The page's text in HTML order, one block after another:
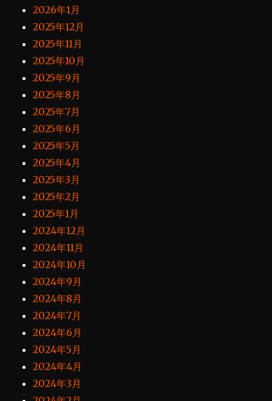
2026年1月
2025年12月
2025年11月
2025年10月
2025年9月
2025年8月
2025年7月
2025年6月
2025年5月
2025年4月
2025年3月
2025年2月
2025年1月
2024年12月
2024年11月
2024年10月
2024年9月
2024年8月
2024年7月
2024年6月
2024年5月
2024年4月
2024年3月